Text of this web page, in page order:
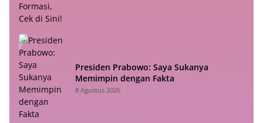
Presiden Prabowo: Saya Sukanya
Memimpin dengan Fakta
8 Agustus 2026